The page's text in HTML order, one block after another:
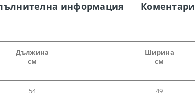
Дължина
см
Ширина
см
54 49
информация Коментари